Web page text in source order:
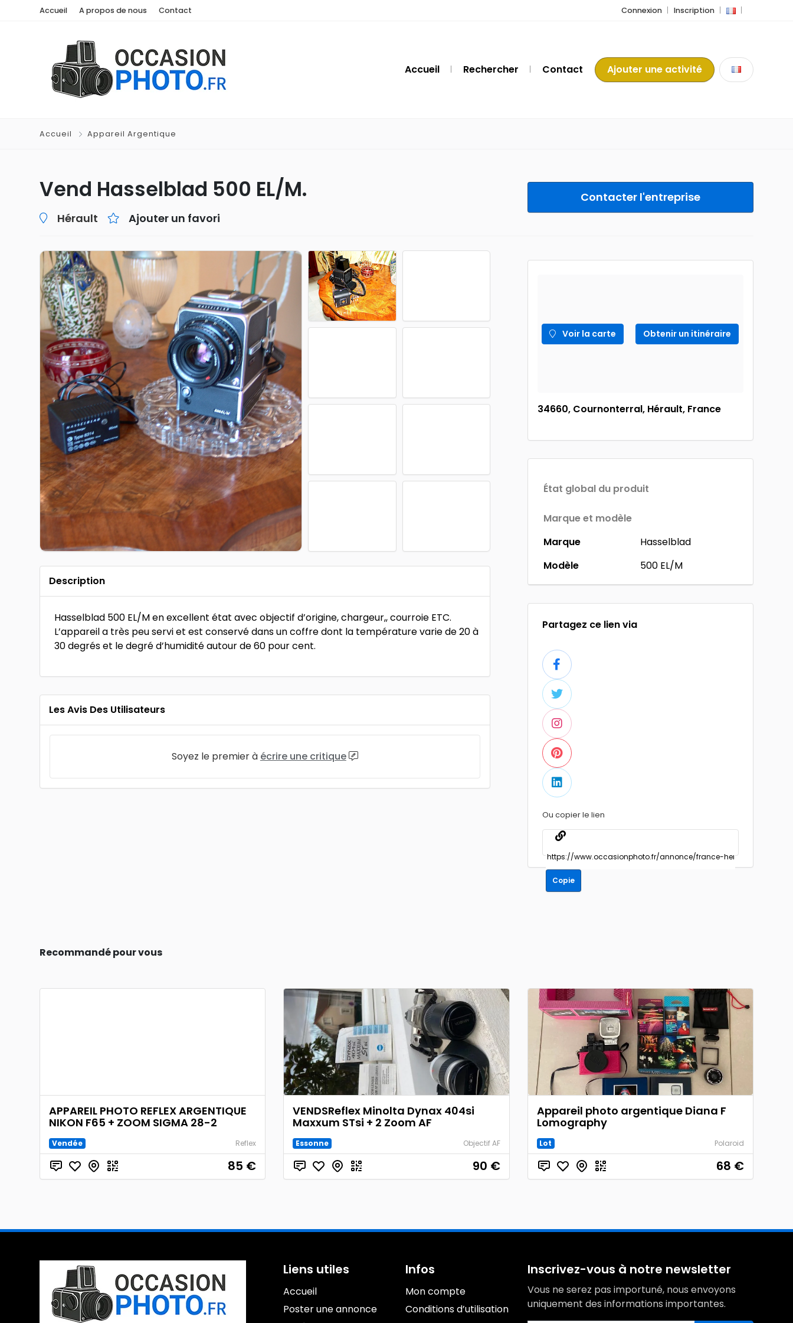
Accueil A propos de nous Contact Connexion Inscription
Accueil Rechercher Contact Ajouter une activité
Accueil Appareil Argentique
Vend Hasselblad 500 EL/M.
Hérault Ajouter un favori
Contacter l'entreprise
Voir la carte Obtenir un itinéraire
34660, Cournonterral, Hérault, France
État global du produit
Marque et modèle
Marque
Hasselblad
Modèle
500 EL/M
Partagez ce lien via
Ou copier le lien
Copie
Description
Hasselblad 500 EL/M en excellent état avec objectif d’origine, chargeur,, courroie ETC.
L’appareil a très peu servi et est conservé dans un coffre dont la température varie de 20 à
30 degrés et le degré d’humidité autour de 60 pour cent.
Les Avis Des Utilisateurs
Soyez le premier à écrire une critique
Recommandé pour vous
APPAREIL PHOTO REFLEX ARGENTIQUE
NIKON F65 + ZOOM SIGMA 28-2
Vendée Reflex
85 €
VENDSReflex Minolta Dynax 404si
Maxxum STsi + 2 Zoom AF
Essonne Objectif AF
90 €
Appareil photo argentique Diana F
Lomography
Lot Polaroid
68 €
Liens utiles
Accueil
Poster une annonce
Infos
Mon compte
Conditions d’utilisation
Inscrivez-vous à notre newsletter
Vous ne serez pas importuné, nous envoyons
uniquement des informations importantes.